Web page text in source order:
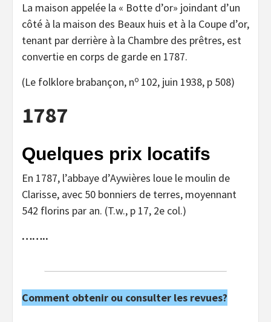
La maison appelée la « Botte d’or» joindant d’un
côté à la maison des Beaux huis et à la Coupe d’or,
tenant par derrière à la Chambre des prêtres, est
convertie en corps de garde en 1787.
(Le folklore brabançon, no 102, juin 1938, p 508)
1787
Quelques prix locatifs
En 1787, l’abbaye d’Aywières loue le moulin de
Clarisse, avec 50 bonniers de terres, moyennant
542 florins par an. (T.w., p 17, 2e col.)
……..
Comment obtenir ou consulter les revues?